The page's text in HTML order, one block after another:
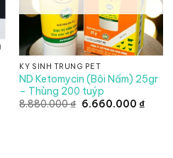
KÝ SINH TRÙNG PET
ND Ketomycin (Bôi Nấm) 25gr
– Thùng 200 tuýp
8.880.000₫ Giá
6.660.000 ₫Giá